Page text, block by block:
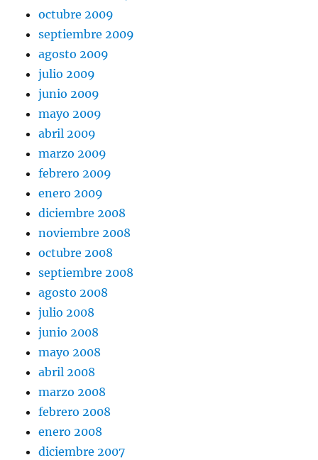
octubre 2009
septiembre 2009
agosto 2009
julio 2009
junio 2009
mayo 2009
abril 2009
marzo 2009
febrero 2009
enero 2009
diciembre 2008
noviembre 2008
octubre 2008
septiembre 2008
agosto 2008
julio 2008
junio 2008
mayo 2008
abril 2008
marzo 2008
febrero 2008
enero 2008
diciembre 2007